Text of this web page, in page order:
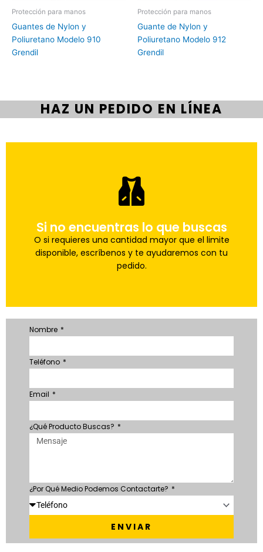
Protección para manos
Guantes de Nylon y
Poliuretano Modelo 910
Grendil
Protección para manos
Guante de Nylon y
Poliuretano Modelo 912
Grendil
HAZ UN PEDIDO EN LÍNEA
Si no encuentras lo que buscas
O si requieres una cantidad mayor que el limite
disponible, escríbenos y te ayudaremos con tu
pedido.
Haz tu pedido
Uno de nuestros agentes te ayudara con tu
Nombre
Teléfono
Email
¿Qué Producto Buscas?
¿Por Qué Medio Podemos Contactarte?
ENVIAR